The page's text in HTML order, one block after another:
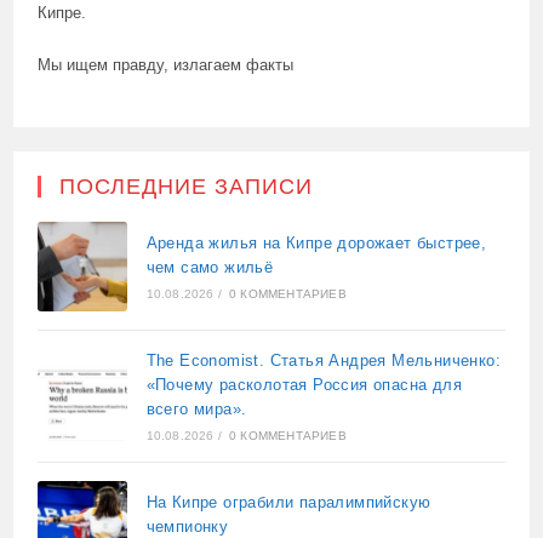
Кипре.
Мы ищем правду, излагаем факты
ПОСЛЕДНИЕ ЗАПИСИ
Аренда жилья на Кипре дорожает быстрее,
чем само жильё
10.08.2026 / 0 КОММЕНТАРИЕВ
The Economist. Статья Андрея Мельниченко:
«Почему расколотая Россия опасна для
всего мира».
10.08.2026 / 0 КОММЕНТАРИЕВ
На Кипре ограбили паралимпийскую
чемпионку